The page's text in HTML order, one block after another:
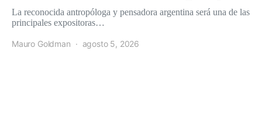
La reconocida antropóloga y pensadora argentina será una de las
principales expositoras…
Mauro Goldman agosto 5, 2026